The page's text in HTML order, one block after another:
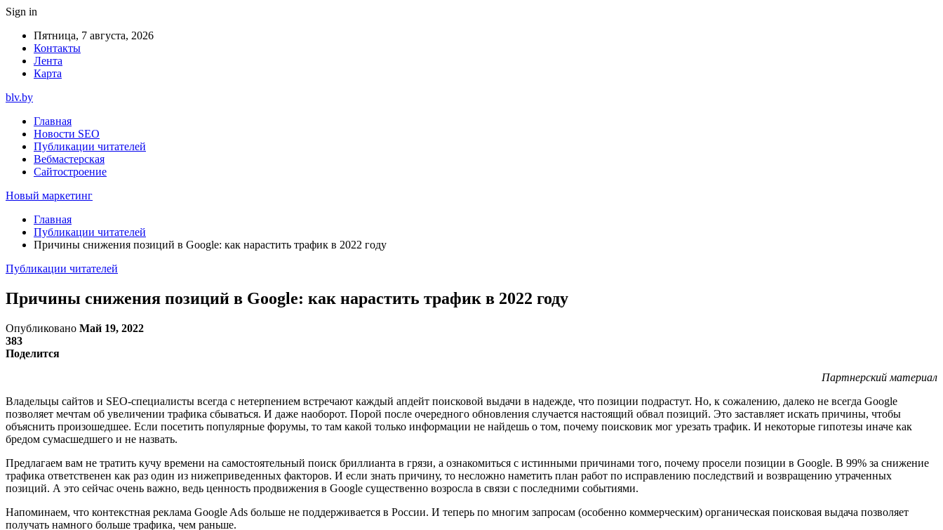
Sign in
Пятница, 7 августа, 2026
Контакты
Лента
Карта
blv.by
Главная
Новости SEO
Публикации читателей
Вебмастерская
Сайтостроение
Новый маркетинг
Главная
Публикации читателей
Причины снижения позиций в Google: как нарастить трафик в 2022 году
Публикации читателей
Причины снижения позиций в Google: как нарастить трафик в 2022 году
Опубликовано Май 19, 2022
383
Поделится
Партнерский материал
Владельцы сайтов и SEO-специалисты всегда с нетерпением встречают каждый апдейт поисковой выдачи в надежде, что позиции подрастут. Но, к сожалению, далеко не всегда Google
позволяет мечтам об увеличении трафика сбываться. И даже наоборот. Порой после очередного обновления случается настоящий обвал позиций. Это заставляет искать причины, чтобы
объяснить произошедшее. Если посетить популярные форумы, то там какой только информации не найдешь о том, почему поисковик мог урезать трафик. И некоторые гипотезы иначе как
бредом сумасшедшего и не назвать.
Предлагаем вам не тратить кучу времени на самостоятельный поиск бриллианта в грязи, а ознакомиться с истинными причинами того, почему просели позиции в Google. В 99% за снижение
трафика ответственен как раз один из нижеприведенных факторов. И если знать причину, то несложно наметить план работ по исправлению последствий и возвращению утраченных
позиций. А это сейчас очень важно, ведь ценность продвижения в Google существенно возросла в связи с последними событиями.
Напоминаем, что контекстная реклама Google Ads больше не поддерживается в России. И теперь по многим запросам (особенно коммерческим) органическая поисковая выдача позволяет
получать намного больше трафика, чем раньше.